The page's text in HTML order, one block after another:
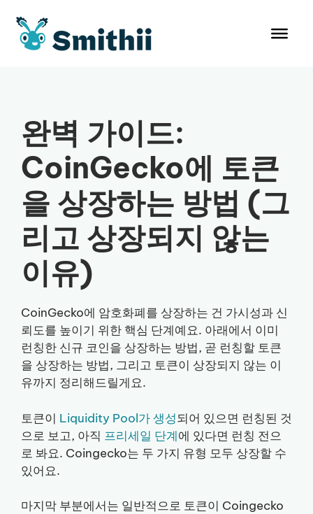
완벽 가이드:
CoinGecko에 토큰
을 상장하는 방법 (그
리고 상장되지 않는
이유)
CoinGecko에 암호화폐를 상장하는 건 가시성과 신
뢰도를 높이기 위한 핵심 단계예요. 아래에서 이미
런칭한 신규 코인을 상장하는 방법, 곧 런칭할 토큰
을 상장하는 방법, 그리고 토큰이 상장되지 않는 이
유까지 정리해드릴게요.
토큰이 Liquidity Pool가 생성되어 있으면 런칭된 것
으로 보고, 아직 프리세일 단계에 있다면 런칭 전으
로 봐요. Coingecko는 두 가지 유형 모두 상장할 수
있어요.
마지막 부분에서는 일반적으로 토큰이 Coingecko